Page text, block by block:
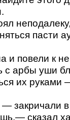
пасти
и повели к
с арбы уши
их руками
закричали в
сказал